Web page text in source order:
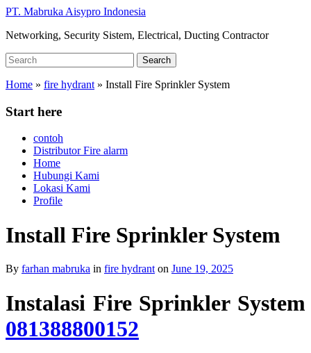
Skip
main
PT. Mabruka Aisypro Indonesia
Networking, Security Sistem, Electrical, Ducting Contractor
Search
for:
Search
Home » fire hydrant » Install Fire Sprinkler System
Start here
contoh
Distributor Fire alarm
Home
Hubungi Kami
Lokasi Kami
Profile
Install Fire Sprinkler System
By farhan mabruka in fire hydrant on June 19, 2025
Instalasi Fire Sprinkler System
081388800152